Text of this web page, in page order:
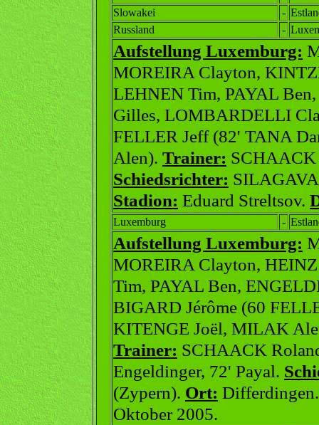
Slowakei
-
Russland
-
Aufstellung Luxemburg:
MOREIRA Clayton,
LEHNEN Tim, PAYAL
Gilles, LOMBARDELLI
FELLER Jeff (82' TANA
Alen). Trainer:
Schiedsrichter:
Stadion: Eduard Streltsov.
Luxemburg -
Aufstellung Luxemburg:
MOREIRA Clayton,
Tim, PAYAL Ben,
BIGARD Jérôme (60
KITENGE Joël, MILAK
Trainer: SCHAACK
Engeldinger, 72' Payal.
(Zypern). Ort:
Oktober 2005.